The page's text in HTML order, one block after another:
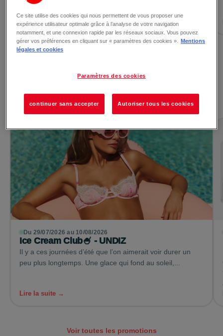
19h 🕘 Profitez d...
Lire la suite →
Les promotions
Du 29/07/2026 au 10/08/2026
Ice Cream Club🍧 - UNDIZ
Il y a ces journées d’été que l’on aimerait voir durer un
peu plus longtemps. Une glace qui fond au soleil,...
Lire la suite →
Voir toutes les promotions
Ce site utilise des cookies qui nous permettent de vous proposer une
expérience utilisateur optimale grâce à l’analyse de votre navigation
notamment, et une connexion rapide par les réseaux sociaux. Vous pouvez
gérer vos préférences en cliquant sur « paramètres des cookies ».
Mentions
légales et cookies
Paramètres des cookies
continuer sans accepter Autoriser tous les cookies